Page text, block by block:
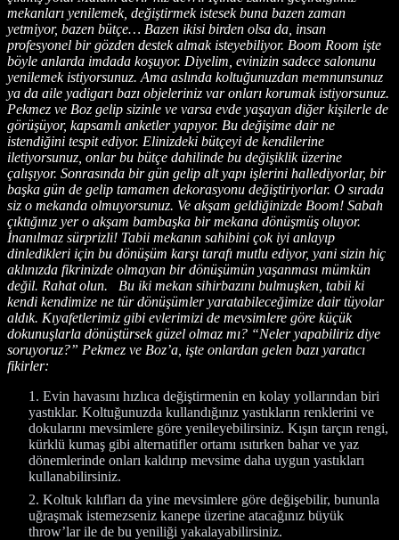
mekanları yenilemek, değiştirmek istesek buna bazen zaman
yetmiyor, bazen bütçe… Bazen ikisi birden olsa da, insan
profesyonel bir gözden destek almak isteyebiliyor. Boom Room işte
böyle anlarda imdada koşuyor. Diyelim, evinizin sadece salonunu
yenilemek istiyorsunuz. Ama aslında koltuğunuzdan memnunsunuz
ya da aile yadigarı bazı objeleriniz var onları korumak istiyorsunuz.
Pekmez ve Boz gelip sizinle ve varsa evde yaşayan diğer kişilerle de
görüşüyor, kapsamlı anketler yapıyor. Bu değişime dair ne
istendiğini tespit ediyor. Elinizdeki bütçeyi de kendilerine
iletiyorsunuz, onlar bu bütçe dahilinde bu değişiklik üzerine
çalışıyor. Sonrasında bir gün gelip alt yapı işlerini hallediyorlar, bir
başka gün de gelip tamamen dekorasyonu değiştiriyorlar. O sırada
siz o mekanda olmuyorsunuz. Ve akşam geldiğinizde Boom! Sabah
çıktığınız yer o akşam bambaşka bir mekana dönüşmüş oluyor.
İnanılmaz sürprizli! Tabii mekanın sahibini çok iyi anlayıp
dinledikleri için bu dönüşüm karşı tarafı mutlu ediyor, yani sizin hiç
aklınızda fikrinizde olmayan bir dönüşümün yaşanması mümkün
değil. Rahat olun. Bu iki mekan sihirbazını bulmuşken, tabii ki
kendi kendimize ne tür dönüşümler yaratabileceğimize dair tüyolar
aldık. Kıyafetlerimiz gibi evlerimizi de mevsimlere göre küçük
dokunuşlarla dönüştürsek güzel olmaz mı? “Neler yapabiliriz diye
soruyoruz?” Pekmez ve Boz’a, işte onlardan gelen bazı yaratıcı
fikirler:
Evin havasını hızlıca değiştirmenin en kolay yollarından biri
yastıklar. Koltuğunuzda kullandığınız yastıkların renklerini ve
dokularını mevsimlere göre yenileyebilirsiniz. Kışın tarçın rengi,
kürklü kumaş gibi alternatifler ortamı ısıtırken bahar ve yaz
dönemlerinde onları kaldırıp mevsime daha uygun yastıkları
kullanabilirsiniz.
Koltuk kılıfları da yine mevsimlere göre değişebilir, bununla
uğraşmak istemezseniz kanepe üzerine atacağınız büyük
throw’lar ile de bu yeniliği yakalayabilirsiniz.